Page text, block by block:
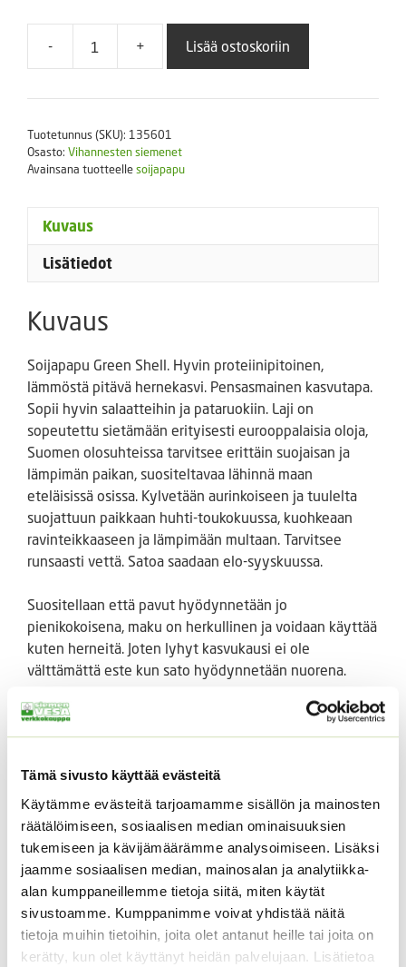
Tämä sivusto käyttää evästeitä
Käytämme evästeitä tarjoamamme sisällön ja mainosten
räätälöimiseen, sosiaalisen median ominaisuuksien
tukemiseen ja kävijämäärämme analysoimiseen. Lisäksi
jaamme sosiaalisen median, mainosalan ja analytiikka-
alan kumppaneillemme tietoja siitä, miten käytät
sivustoamme. Kumppanimme voivat yhdistää näitä
tietoja muihin tietoihin, joita olet antanut heille tai joita on
kerätty, kun olet käyttänyt heidän palvelujaan. Lisätietoa
-
Soijapapu
Shell'
määrä
+ Lisää ostoskoriin
Tuotetunnus (SKU): 135601
Osasto: Vihannesten siemenet
Avainsana tuotteellesoijapapu
Kuvaus
Lisätiedot
Kuvaus
Soijapapu Green Shell. Hyvin proteiinipitoinen,
lämmöstä pitävä hernekasvi. Pensasmainen kasvutapa.
Sopii hyvin salaatteihin ja pataruokiin. Laji on
sopeutettu sietämään erityisesti eurooppalaisia oloja,
Suomen olosuhteissa tarvitsee erittäin suojaisan ja
lämpimän paikan, suositeltavaa lähinnä maan
eteläisissä osissa. Kylvetään aurinkoiseen ja tuulelta
suojattuun paikkaan huhti-toukokuussa, kuohkeaan
ravinteikkaaseen ja lämpimään multaan. Tarvitsee
runsaasti vettä. Satoa saadaan elo-syyskuussa.
Suositellaan että pavut hyödynnetään jo
pienikokoisena, maku on herkullinen ja voidaan käyttää
kuten herneitä. Joten lyhyt kasvukausi ei ole
välttämättä este kun sato hyödynnetään nuorena.
Pussissa noin 15 siementä.
Tutustu myös